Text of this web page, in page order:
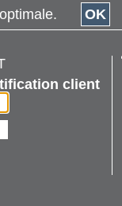
client
optimale. OK